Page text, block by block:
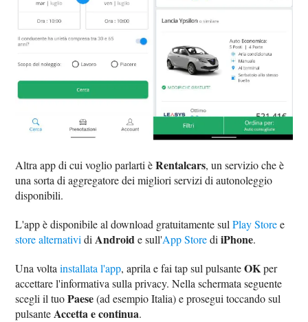
Altra app di cui voglio parlarti èRentalcars, un servizio che è
una sorta di aggregatore dei migliori servizi di autonoleggio
disponibili.
L'app è disponibile al download gratuitamente sulPlay Storee
store alternativi di Android e sull'App StorediiPhone.
Una voltainstallata l'app, aprila e fai tap sul pulsanteOKper
accettare l'informativa sulla privacy. Nella schermata seguente
scegli il tuoPaese(ad esempio Italia) e prosegui toccando sul
pulsante Accetta e continua.